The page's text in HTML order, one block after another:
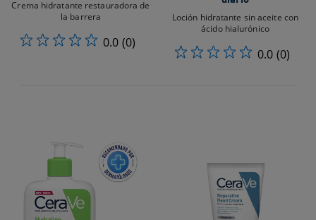
Crema hidratante restauradora de
la barrera
0.0 (0)
Loción hidratante sin aceite con
ácido hialurónico
0.0 (0)